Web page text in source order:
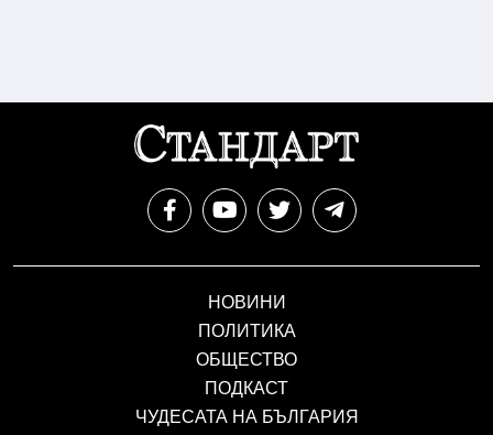
НОВИНИ
ПОЛИТИКА
ОБЩЕСТВО
ПОДКАСТ
ЧУДЕСАТА НА БЪЛГАРИЯ